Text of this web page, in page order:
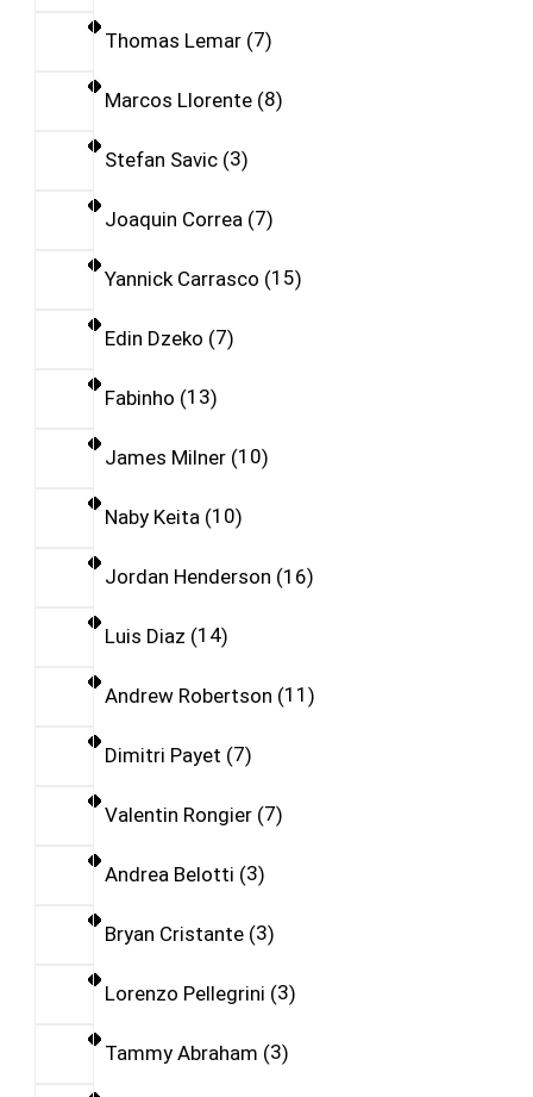
Thomas Lemar 7
Marcos Llorente 8
Stefan Savic 3
Joaquin Correa 7
Yannick Carrasco 15
Edin Dzeko 7
Fabinho 13
James Milner 10
Naby Keita 10
Jordan Henderson 16
Luis Diaz 14
Andrew Robertson 11
Dimitri Payet 7
Valentin Rongier 7
Andrea Belotti 3
Bryan Cristante 3
Lorenzo Pellegrini 3
Tammy Abraham 3